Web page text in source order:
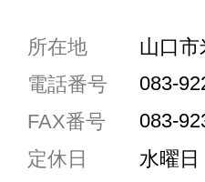
共通駐
共用トイ
所在地
山口市
電話番号
083-
FAX番号
083-
定休日
水曜日